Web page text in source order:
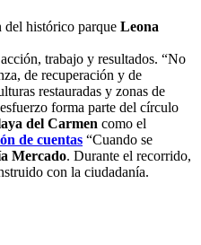
del histórico parque Leona
trabajo y resultados. “No
de recuperación y de
restauradas y zonas de
forma parte del círculo
del Carmen como el
de cuentas “Cuando se
Mercado. Durante el recorrido,
con la ciudadanía.